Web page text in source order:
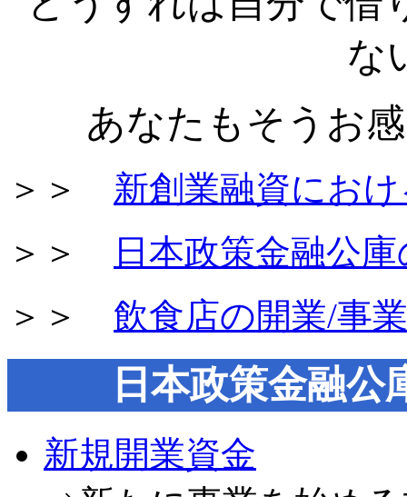
な
あなたもそうお
＞＞ 新創業融資にお
＞＞
日本政策金融公
＞＞ 飲食店の開業/事
日本政策金融公
新規開業資金